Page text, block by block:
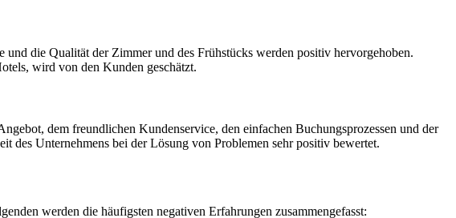
die Qualität der Zimmer und des Frühstücks werden positiv hervorgehoben.
wird von den Kunden geschätzt.
dem freundlichen Kundenservice, den einfachen Buchungsprozessen und der
des Unternehmens bei der Lösung von Problemen sehr positiv bewertet.
werden die häufigsten negativen Erfahrungen zusammengefasst: